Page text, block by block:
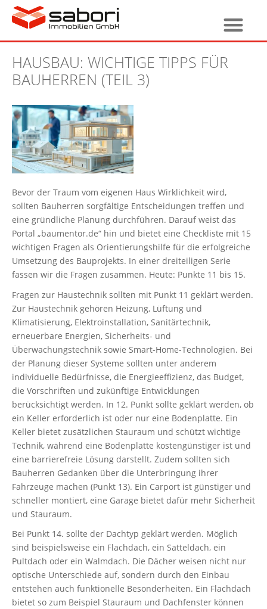
HAUSBAU: WICHTIGE TIPPS FÜR
BAUHERREN (TEIL 3)
Bevor der Traum vom eigenen Haus Wirklichkeit wird,
sollten Bauherren sorgfältige Entscheidungen treffen und
eine gründliche Planung durchführen. Darauf weist das
Portal „baumentor.de“ hin und bietet eine Checkliste mit 15
wichtigen Fragen als Orientierungshilfe für die erfolgreiche
Umsetzung des Bauprojekts. In einer dreiteiligen Serie
fassen wir die Fragen zusammen. Heute: Punkte 11 bis 15.
Fragen zur Haustechnik sollten mit Punkt 11 geklärt werden.
Zur Haustechnik gehören Heizung, Lüftung und
Klimatisierung, Elektroinstallation, Sanitärtechnik,
erneuerbare Energien, Sicherheits- und
Überwachungstechnik sowie Smart-Home-Technologien. Bei
der Planung dieser Systeme sollten unter anderem
individuelle Bedürfnisse, die Energieeffizienz, das Budget,
die Vorschriften und zukünftige Entwicklungen
berücksichtigt werden. In 12. Punkt sollte geklärt werden, ob
ein Keller erforderlich ist oder nur eine Bodenplatte. Ein
Keller bietet zusätzlichen Stauraum und schützt wichtige
Technik, während eine Bodenplatte kostengünstiger ist und
eine barrierefreie Lösung darstellt. Zudem sollten sich
Bauherren Gedanken über die Unterbringung ihrer
Fahrzeuge machen (Punkt 13). Ein Carport ist günstiger und
schneller montiert, eine Garage bietet dafür mehr Sicherheit
und Stauraum.
Bei Punkt 14. sollte der Dachtyp geklärt werden. Möglich
sind beispielsweise ein Flachdach, ein Satteldach, ein
Pultdach oder ein Walmdach. Die Dächer weisen nicht nur
optische Unterschiede auf, sondern durch den Einbau
entstehen auch funktionelle Besonderheiten. Ein Flachdach
bietet so zum Beispiel Stauraum und Dachfenster können